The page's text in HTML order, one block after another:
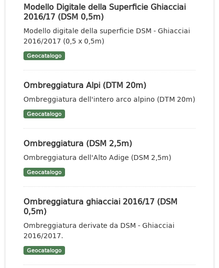
Modello Digitale della Superficie Ghiacciai
2016/17 (DSM 0,5m)
Modello digitale della superficie DSM - Ghiacciai
2016/2017 (0,5 x 0,5m)
Geocatalogo
Ombreggiatura Alpi (DTM 20m)
Ombreggiatura dell'intero arco alpino (DTM 20m)
Geocatalogo
Ombreggiatura (DSM 2,5m)
Ombreggiatura dell'Alto Adige (DSM 2,5m)
Geocatalogo
Ombreggiatura ghiacciai 2016/17 (DSM
0,5m)
Ombreggiatura derivate da DSM - Ghiacciai
2016/2017.
Geocatalogo